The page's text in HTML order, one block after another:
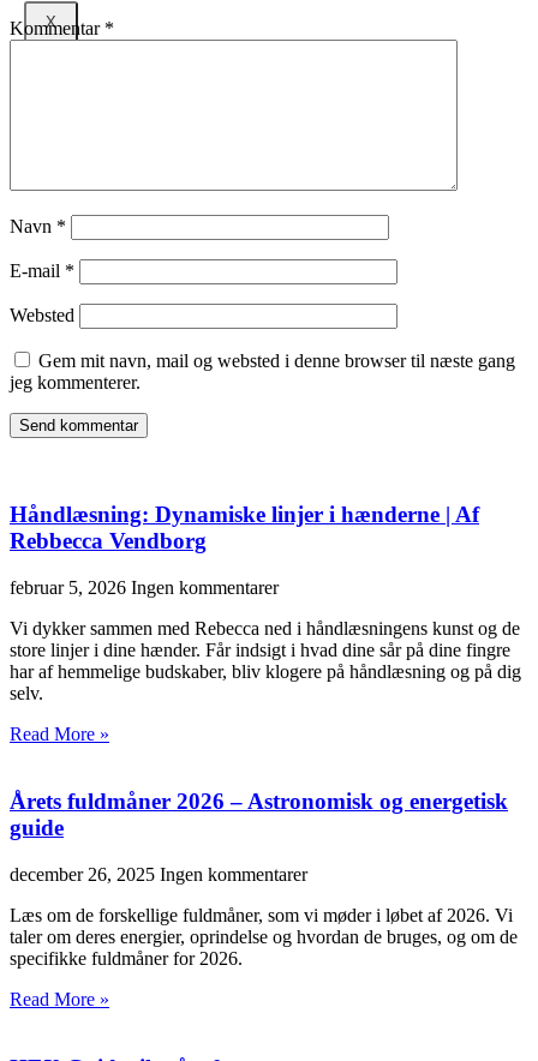
X
Kommentar *
Navn *
E-mail *
Websted
Gem mit navn, mail og websted i denne browser til næste gang
jeg kommenterer.
Håndlæsning: Dynamiske linjer i hænderne | Af
Rebbecca Vendborg
februar 5, 2026 Ingen kommentarer
Vi dykker sammen med Rebecca ned i håndlæsningens kunst og de
store linjer i dine hænder. Får indsigt i hvad dine sår på dine fingre
har af hemmelige budskaber, bliv klogere på håndlæsning og på dig
selv.
Read More »
Årets fuldmåner 2026 – Astronomisk og energetisk
guide
december 26, 2025 Ingen kommentarer
Læs om de forskellige fuldmåner, som vi møder i løbet af 2026. Vi
taler om deres energier, oprindelse og hvordan de bruges, og om de
specifikke fuldmåner for 2026.
Read More »